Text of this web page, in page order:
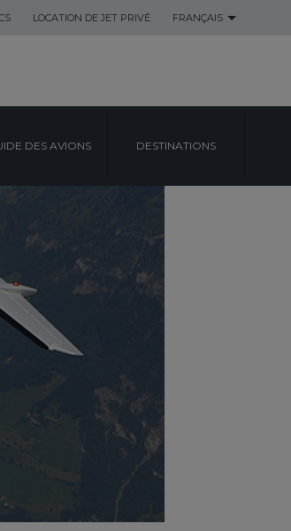
LOCATION DE JET PRIVÉ FRANÇAIS
DES AVIONS DESTINATIONS